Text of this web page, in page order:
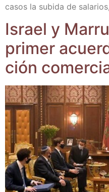
casos la subi­da de
Israel y
pri­mer
ción